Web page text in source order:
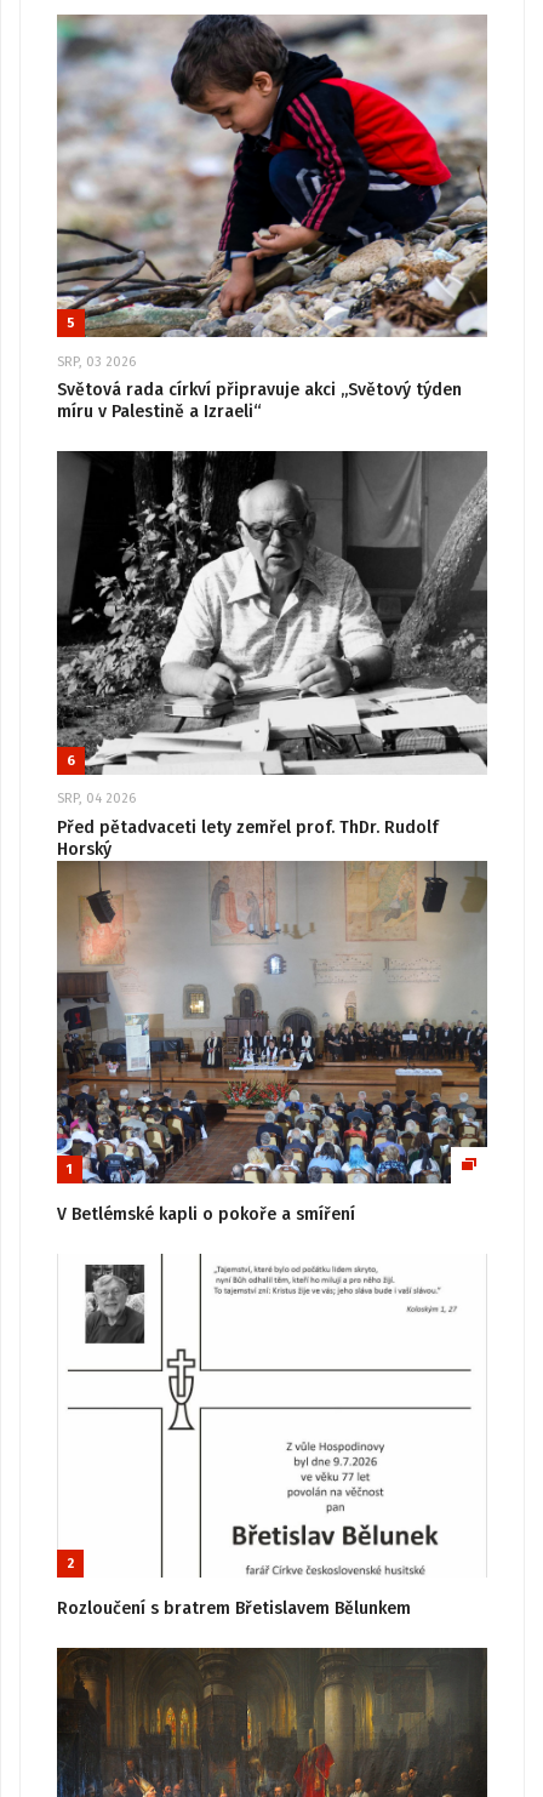
5
SRP, 03 2026
Světová rada církví připravuje akci „Světový týden
míru v Palestině a Izraeli“
6
SRP, 04 2026
Před pětadvaceti lety zemřel prof. ThDr. Rudolf
Horský
1
V Betlémské kapli o pokoře a smíření
2
Rozloučení s bratrem Břetislavem Bělunkem